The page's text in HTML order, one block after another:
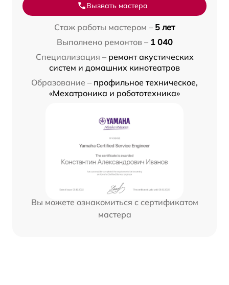
Вызвать мастера
Стаж работы мастером – 5 лет
Выполнено ремонтов – 1 040
Специализация – ремонт акустических
систем и домашних кинотеатров
Образование – профильное техническое,
«Мехатроника и робототехника»
Вы можете ознакомиться с сертификатом
мастера